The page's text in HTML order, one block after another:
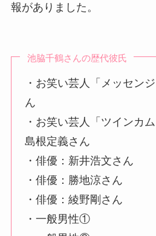
報がありました。
池脇千鶴さんの歴代彼氏
・お笑い芸人「メッセン
ん
・お笑い芸人「ツインカ
島根定義さん
・俳優：新井浩文さん
・俳優：勝地涼さん
・俳優：綾野剛さん
・一般男性①